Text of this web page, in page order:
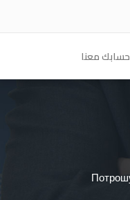
حسابك معنا